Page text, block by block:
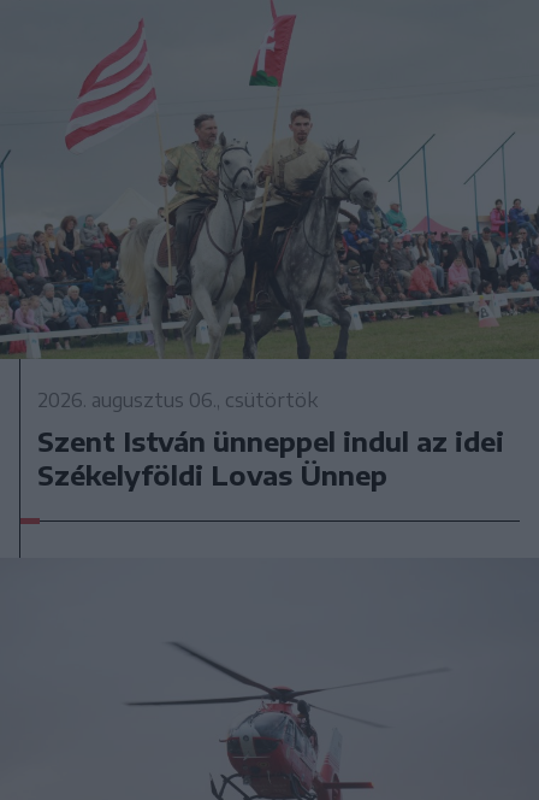
2026. augusztus 06., csütörtök
Szent István ünneppel indul az idei
Székelyföldi Lovas Ünnep